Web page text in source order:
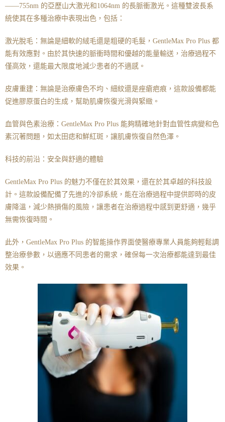
——755nm 的亞歷山大激光和1064nm 的長脈衝激光。這種雙波長系
統使其在多種治療中表現出色，包括：
激光脫毛：無論是細軟的絨毛還是粗硬的毛髮，GentleMax Pro Plus 都
能有效應對。由於其快速的脈衝時間和優越的能量輸送，治療過程不
僅高效，還能最大限度地減少患者的不適感。
皮膚重建：無論是治療膚色不均、細紋還是痤瘡疤痕，這款設備都能
促進膠原蛋白的生成，幫助肌膚恢復光滑與緊緻。
血管與色素治療：GentleMax Pro Plus 能夠精確地針對血管性病變和色
素沉著問題，如太田痣和鮮紅斑，讓肌膚恢復自然色澤。
科技的前沿：安全與舒適的體驗
GentleMax Pro Plus 的魅力不僅在於其效果，還在於其卓越的科技設
計。這款設備配備了先進的冷卻系統，能在治療過程中提供即時的皮
膚降溫，減少熱損傷的風險，讓患者在治療過程中感到更舒適，幾乎
無需恢復時間。
此外，GentleMax Pro Plus 的智能操作界面使醫療專業人員能夠輕鬆調
整治療參數，以適應不同患者的需求，確保每一次治療都能達到最佳
效果。